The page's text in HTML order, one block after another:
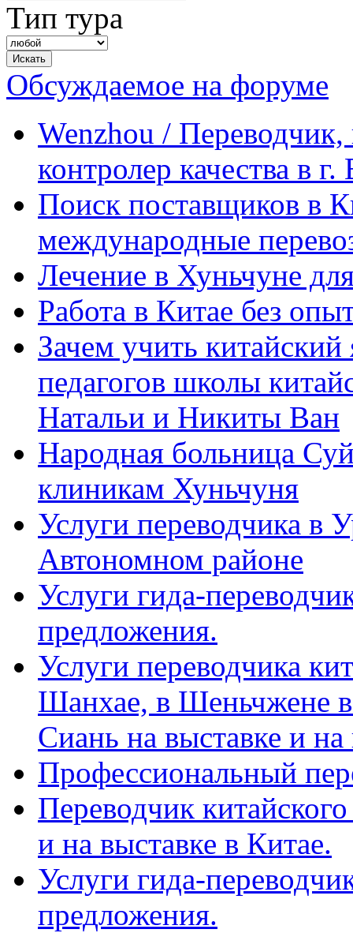
Тип тура
Обсуждаемое на форуме
Wenzhou / Переводчик,
контролер качества в
Поиск поставщиков в
международные
Лечение в Хуньчуне
Работа в Китае без
Зачем учить
педагогов школы
Натальи и Никиты Ван
Народная больница
клиникам Хуньчуня
Услуги переводчика в
Автономном районе
Услуги гида-
предложения.
Услуги переводчика
Шанхае, в Шеньчжене
Сиань на выставке и
Профессиональный
Переводчик
и на выставке в Китае.
Услуги гида-
предложения.